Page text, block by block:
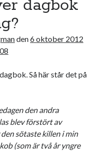
28
dagbok
den6 oktober 2012
Så här står det på
den andra
blev förstört av
sötaste killen i min
(som är två år yngre